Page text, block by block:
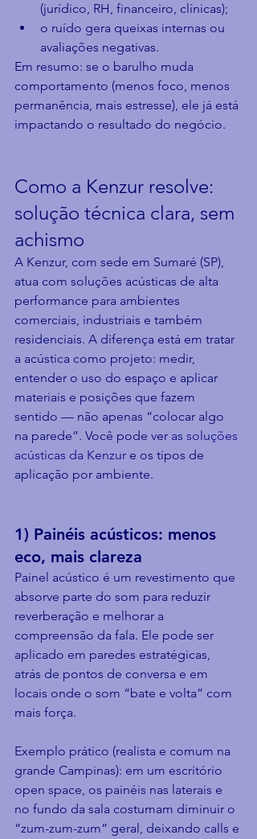
(jurídico, RH, financeiro, clínicas);
o ruído gera queixas internas ou
avaliações negativas.
Em resumo: se o barulho muda
comportamento (menos foco, menos
permanência, mais estresse), ele já está
impactando o resultado do negócio.
Como a Kenzur resolve:
solução técnica clara, sem
achismo
A Kenzur, com sede em Sumaré (SP),
atua com soluções acústicas de alta
performance para ambientes
comerciais, industriais e também
residenciais. A diferença está em tratar
a acústica como projeto: medir,
entender o uso do espaço e aplicar
materiais e posições que fazem
sentido — não apenas “colocar algo
na parede”. Você pode ver as soluções
acústicas da Kenzur e os tipos de
aplicação por ambiente.
1) Painéis acústicos: menos
eco, mais clareza
Painel acústico é um revestimento que
absorve parte do som para reduzir
reverberação e melhorar a
compreensão da fala. Ele pode ser
aplicado em paredes estratégicas,
atrás de pontos de conversa e em
locais onde o som “bate e volta” com
mais força.
Exemplo prático (realista e comum na
grande Campinas): em um escritório
open space, os painéis nas laterais e
no fundo da sala costumam diminuir o
“zum-zum-zum” geral, deixando calls e